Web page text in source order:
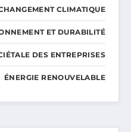
CLIMATIQUE
ET DURABILITÉ
DES ENTREPRISES
ÉNERGIE RENOUVELABLE